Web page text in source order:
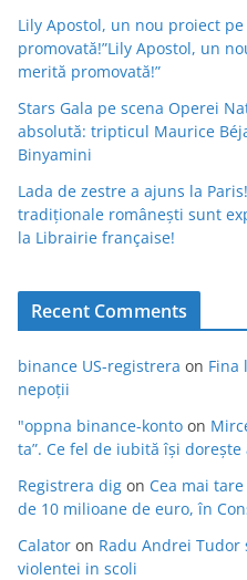
Lily Apostol, un nou proiect
promovată!”Lily Apostol, un
merită promovată!”
Stars Gala pe scena Operei
absolută: tripticul Maurice
Binyamini
Lada de zestre a ajuns la
tradiționale românești sunt
la Librairie française!
Recent Comments
binance US-registrera on Fina
nepoții
"oppna binance-konto on
ta”. Ce fel de iubită își
Registrera dig on Cea mai
de 10 milioane de euro, în
Calator on Radu Andrei
violentei in scoli